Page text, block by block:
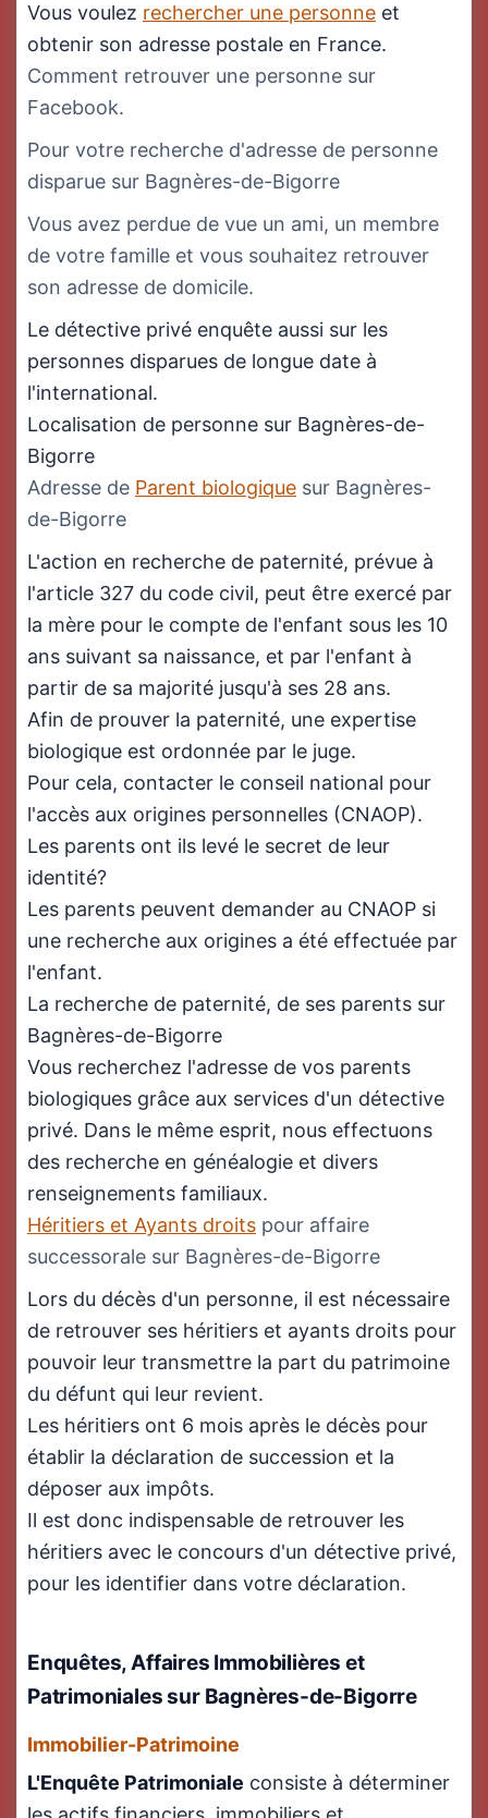
Vous voulez rechercher une personne et
obtenir son adresse postale en France.
Comment retrouver une personne sur
Facebook.
Pour votre recherche d'adresse de personne
disparue sur Bagnères-de-Bigorre
Vous avez perdue de vue un ami, un membre
de votre famille et vous souhaitez retrouver
son adresse de domicile.
Le détective privé enquête aussi sur les
personnes disparues de longue date à
l'international.
Localisation de personne sur Bagnères-de-
Bigorre
Adresse de Parent biologique sur Bagnères-
de-Bigorre
L'action en recherche de paternité, prévue à
l'article 327 du code civil, peut être exercé par
la mère pour le compte de l'enfant sous les 10
ans suivant sa naissance, et par l'enfant à
partir de sa majorité jusqu'à ses 28 ans.
Afin de prouver la paternité, une expertise
biologique est ordonnée par le juge.
Pour cela, contacter le conseil national pour
l'accès aux origines personnelles (CNAOP).
Les parents ont ils levé le secret de leur
identité?
Les parents peuvent demander au CNAOP si
une recherche aux origines a été effectuée par
l'enfant.
La recherche de paternité, de ses parents sur
Bagnères-de-Bigorre
Vous recherchez l'adresse de vos parents
biologiques grâce aux services d'un détective
privé. Dans le même esprit, nous effectuons
des recherche en généalogie et divers
renseignements familiaux.
Héritiers et Ayants droits pour affaire
successorale sur Bagnères-de-Bigorre
Lors du décès d'un personne, il est nécessaire
de retrouver ses héritiers et ayants droits pour
pouvoir leur transmettre la part du patrimoine
du défunt qui leur revient.
Les héritiers ont 6 mois après le décès pour
établir la déclaration de succession et la
déposer aux impôts.
Il est donc indispensable de retrouver les
héritiers avec le concours d'un détective privé,
pour les identifier dans votre déclaration.
Enquêtes, Affaires Immobilières et
Patrimoniales sur Bagnères-de-Bigorre
Immobilier-Patrimoine
L'Enquête Patrimoniale consiste à déterminer